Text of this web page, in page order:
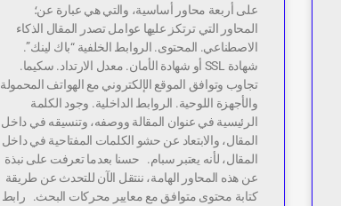
على أربعة محاور أساسية، والتي هي عبارة عن؛
المحاور التي ترتكز عليها عوامل تصدر المقال الذكاء
الاصطناعي. المحتوى. الروابط الخلفية “باك لينك”.
شهادة SSL أو شهادة الأمان. معدل الارتداد. سكيما.
تجاوب وتوافق الموقع الإلكتروني مع الهواتف المحمولة
والأجهزة اللوحية. الروابط الداخلية. وجود الكلمة
الرئيسية في عنوان المقالة ووصفه، وتنسيقه في داخل
المقال، والابتعاد عن حشو الكلمات المفتاحية في داخل
المقال، لأنه يعتبر سبام. حسنا بعدما تعرفت على نبذة
عن هذه المحاور الهامة، ننتقل الآن للتحدث عن طريقة
كتابة محتوى متوافق مع معايير محركات البحث. رابط